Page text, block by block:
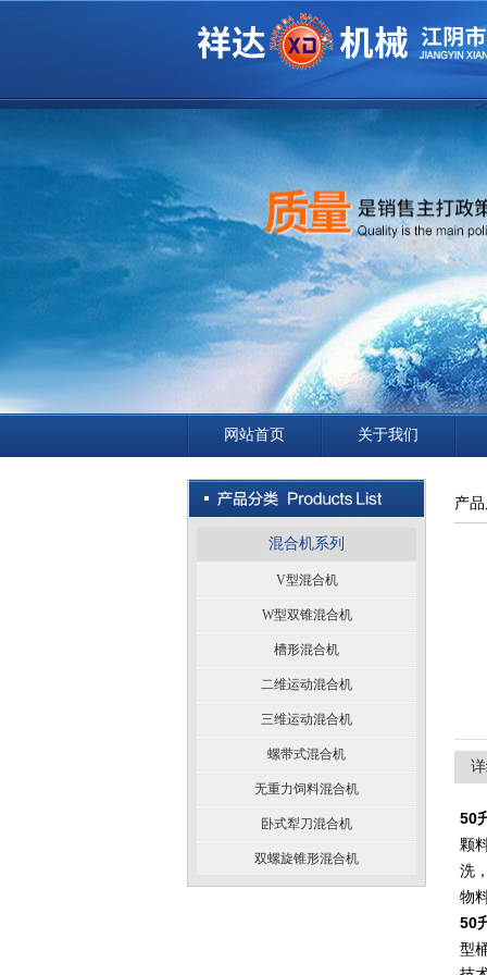
网站首页 关于我们
混合机系列
V型混合机
W型双锥混合机
槽形混合机
二维运动混合机
三维运动混合机
螺带式混合机
无重力饲料混合机
卧式犁刀混合机
双螺旋锥形混合机
产
50
颗
洗
物
50
型